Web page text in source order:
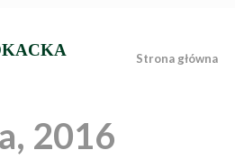
Strona główna
2016